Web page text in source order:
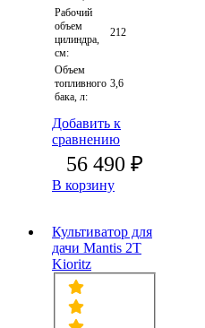
Рабочий
объем
цилиндра,
см:
212
Объем
топливного
бака, л:
3,6
Добавить к
сравнению
56 490 ₽
В корзину
Культиватор для
дачи Mantis 2T
Kioritz